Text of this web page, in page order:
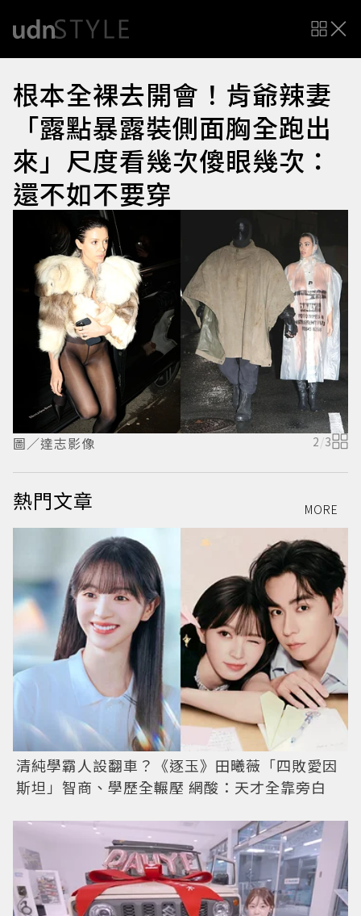
根本全裸去開會！肯爺辣妻
「露點暴露裝側面胸全跑出
來」尺度看幾次傻眼幾次：
還不如不要穿
圖／達志影像 2/3
熱門文章 MORE
清純學霸人設翻車？《逐玉》田曦薇「四敗愛因
斯坦」智商、學歷全輾壓 網酸：天才全靠旁白